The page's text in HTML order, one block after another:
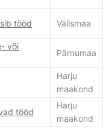
tööd Välismaa
või
Pärnumaa
Harju
maakond
tööd
Harju
maakond